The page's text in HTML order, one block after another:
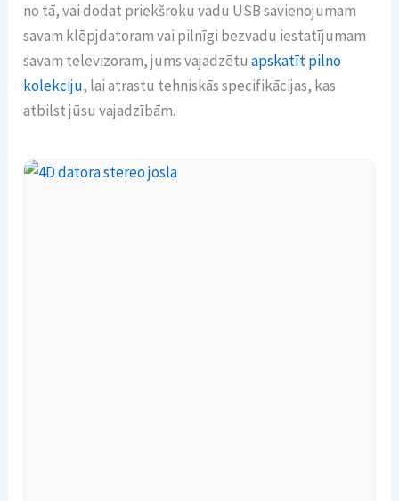
no tā, vai dodat priekšroku vadu USB savienojumam
savam klēpjdatoram vai pilnīgi bezvadu iestatījumam
savam televizoram, jums vajadzētuapskatīt pilno
kolekciju, lai atrastu tehniskās specifikācijas, kas
atbilst jūsu vajadzībām.